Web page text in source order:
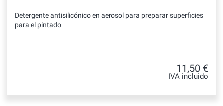
Detergente antisilicónico en aerosol para preparar superficies
para el pintado
11,50 €
IVA incluido